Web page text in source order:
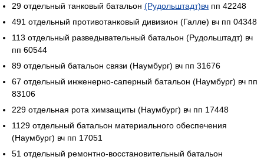
29 отдельный танковый батальон (Рудольштадт)вч пп 42248
491 отдельный противотанковый дивизион (Галле) вч пп 04348
113 отдельный разведывательный батальон (Рудольштадт) вч
пп 60544
89 отдельный батальон связи (Наумбург) вч пп 31676
67 отдельный инженерно-саперный батальон (Наумбург) вч пп
83106
229 отдельная рота химзащиты (Наумбург) вч пп 17448
1129 отдельный батальон материального обеспечения
(Наумбург) вч пп 17051
51 отдельный ремонтно-восстановительный батальон